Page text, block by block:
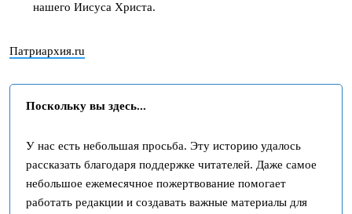
нашего Иисуса Христа.
Патриархия.ru
Поскольку вы здесь...
У нас есть небольшая просьба. Эту историю удалось
рассказать благодаря поддержке читателей. Даже самое
небольшое ежемесячное пожертвование помогает
работать редакции и создавать важные материалы для